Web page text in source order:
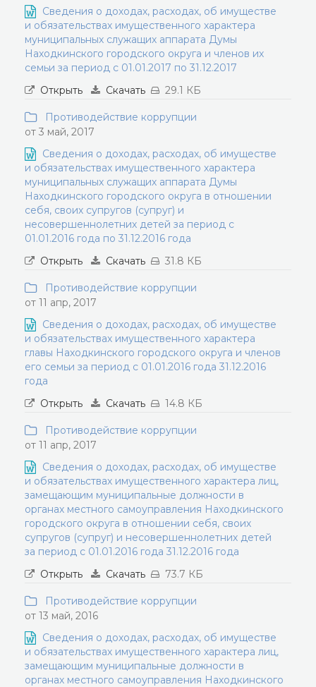
Сведения о доходах, расходах, об имуществе
и обязательствах имущественного характера
муниципальных служащих аппарата Думы
Находкинского городского округа и членов их
семьи за период с 01.01.2017 по 31.12.2017
Открыть
Скачать 29.1 КБ
Противодействие коррупции
от 3 май, 2017
Сведения о доходах, расходах, об имуществе
и обязательствах имущественного характера
муниципальных служащих аппарата Думы
Находкинского городского округа в отношении
себя, своих супругов (супруг) и
несовершеннолетних детей за период с
01.01.2016 года по 31.12.2016 года
Открыть
Скачать 31.8 КБ
Противодействие коррупции
от 11 апр, 2017
Сведения о доходах, расходах, об имуществе
и обязательствах имущественного характера
главы Находкинского городского округа и членов
его семьи за период с 01.01.2016 года 31.12.2016
года
Открыть
Скачать 14.8 КБ
Противодействие коррупции
от 11 апр, 2017
Сведения о доходах, расходах, об имуществе
и обязательствах имущественного характера лиц,
замещающим муниципальные должности в
органах местного самоуправления Находкинского
городского округа в отношении себя, своих
супругов (супруг) и несовершеннолетних детей
за период с 01.01.2016 года 31.12.2016 года
Открыть
Скачать 73.7 КБ
Противодействие коррупции
от 13 май, 2016
Сведения о доходах, расходах, об имуществе
и обязательствах имущественного характера лиц,
замещающим муниципальные должности в
органах местного самоуправления Находкинского